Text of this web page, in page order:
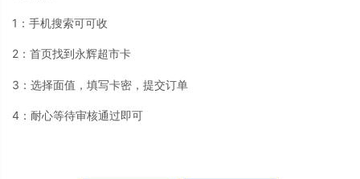
1：手机搜索可可收
2：首页找到永辉超市卡
3：选择面值，填写卡密，提交订单
4：耐心等待审核通过即可